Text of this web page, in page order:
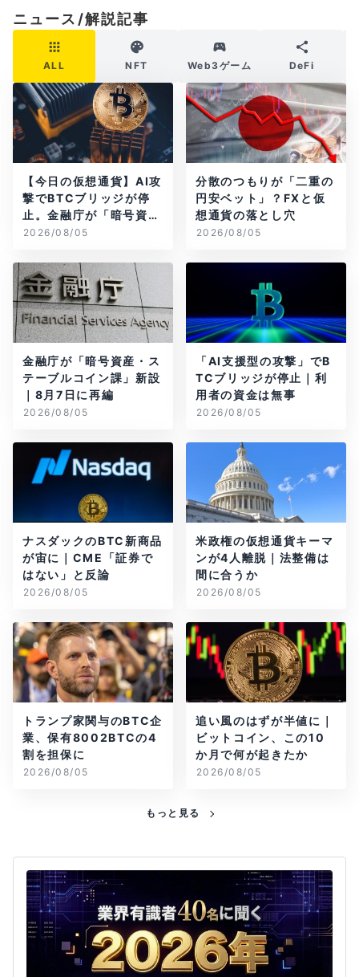
ニュース/解説記事
ALL NFT Web3ゲーム DeFi
【今日の仮想通貨】AI攻
撃でBTCブリッジが停
止。金融庁が「暗号資
産・ステーブルコイン
2026/08/05
分散のつもりが「二重の
円安ベット」？FXと仮
想通貨の落とし穴
2026/08/05
金融庁が「暗号資産・ス
テーブルコイン課」新設
｜8月7日に再編
2026/08/05
「AI支援型の攻撃」でB
TCブリッジが停止｜利
用者の資金は無事
2026/08/05
ナスダックのBTC新商品
が宙に｜CME「証券で
はない」と反論
2026/08/05
米政権の仮想通貨キーマ
ンが4人離脱｜法整備は
間に合うか
2026/08/05
トランプ家関与のBTC企
業、保有8002BTCの4
割を担保に
2026/08/05
追い風のはずが半値に｜
ビットコイン、この10
か月で何が起きたか
2026/08/05
もっと見る